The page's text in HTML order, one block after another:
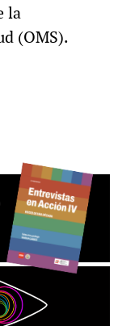
la
(OMS).